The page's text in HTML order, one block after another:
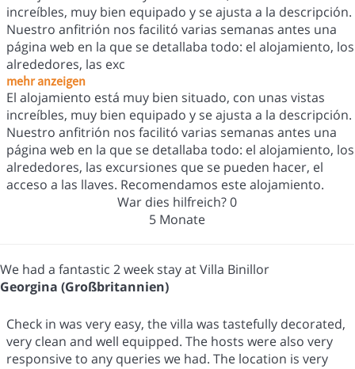
increíbles, muy bien equipado y se ajusta a la descripción.
Nuestro anfitrión nos facilitó varias semanas antes una
página web en la que se detallaba todo: el alojamiento, los
alrededores, las exc
mehr anzeigen
El alojamiento está muy bien situado, con unas vistas
increíbles, muy bien equipado y se ajusta a la descripción.
Nuestro anfitrión nos facilitó varias semanas antes una
página web en la que se detallaba todo: el alojamiento, los
alrededores, las excursiones que se pueden hacer, el
acceso a las llaves. Recomendamos este alojamiento.
War dies hilfreich?0
5 Monate
We had a fantastic 2 week stay at Villa Binillor
Georgina (Großbritannien)
Check in was very easy, the villa was tastefully decorated,
very clean and well equipped. The hosts were also very
responsive to any queries we had. The location is very